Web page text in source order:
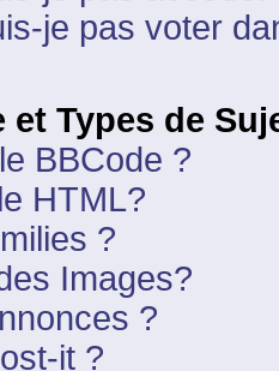
je pas voter
et Types de
BBCode ?
HTML?
?
Images?
?
it ?